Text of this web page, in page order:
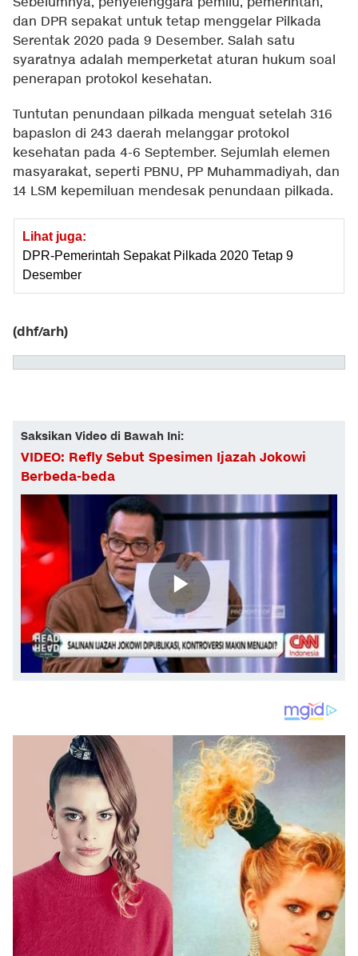
dan DPR sepakat untuk tetap menggelar Pilkada
Serentak 2020 pada 9 Desember. Salah satu
syaratnya adalah memperketat aturan hukum soal
penerapan protokol kesehatan.
Tuntutan penundaan pilkada menguat setelah 316
bapaslon di 243 daerah melanggar protokol
kesehatan pada 4-6 September. Sejumlah elemen
masyarakat, seperti PBNU, PP Muhammadiyah, dan
14 LSM kepemiluan mendesak penundaan pilkada.
Lihat juga:
DPR-Pemerintah Sepakat Pilkada 2020 Tetap 9
Desember
(dhf/arh)
Saksikan Video di Bawah Ini:
VIDEO: Refly Sebut Spesimen Ijazah Jokowi
Berbeda-beda